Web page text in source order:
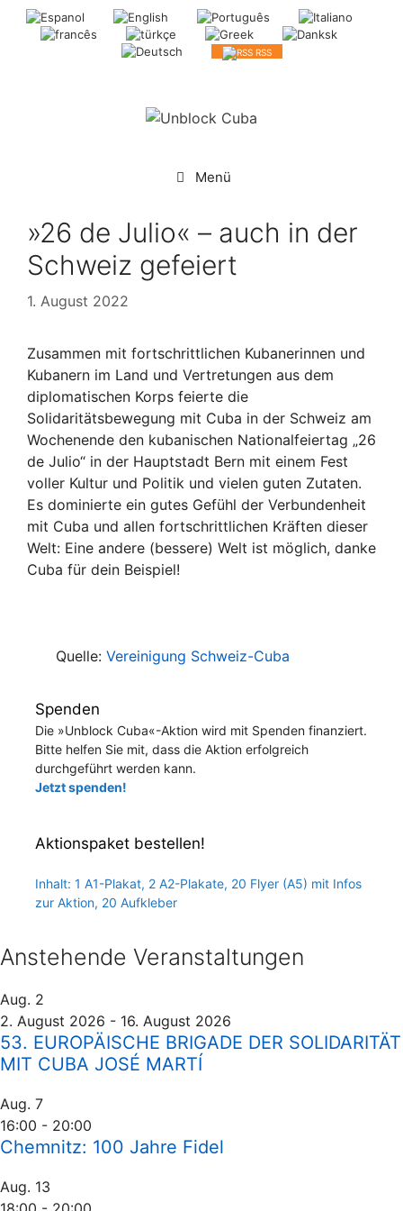
Springe
RSS
Menü
»26 de Julio« – auch in der
Schweiz gefeiert
1. August 2022
Zusammen mit fortschrittlichen Kubanerinnen und
Kubanern im Land und Vertretungen aus dem
diplomatischen Korps feierte die
Solidaritätsbewegung mit Cuba in der Schweiz am
Wochenende den kubanischen Nationalfeiertag „26
de Julio“ in der Hauptstadt Bern mit einem Fest
voller Kultur und Politik und vielen guten Zutaten.
Es dominierte ein gutes Gefühl der Verbundenheit
mit Cuba und allen fortschrittlichen Kräften dieser
Welt: Eine andere (bessere) Welt ist möglich, danke
Cuba für dein Beispiel!
Quelle: Vereinigung Schweiz-Cuba
Spenden
Die »Unblock Cuba«-Aktion wird mit Spenden finanziert.
Bitte helfen Sie mit, dass die Aktion erfolgreich
durchgeführt werden kann.
Jetzt spenden!
Aktionspaket bestellen!
Inhalt: 1 A1-Plakat, 2 A2-Plakate, 20 Flyer (A5) mit Infos
zur Aktion, 20 Aufkleber
Anstehende Veranstaltungen
Aug. 2
2. August 2026 - 16. August 2026
53. EUROPÄISCHE BRIGADE DER SOLIDARITÄT
MIT CUBA JOSÉ MARTÍ
Aug. 7
16:00 - 20:00
Chemnitz: 100 Jahre Fidel
Aug. 13